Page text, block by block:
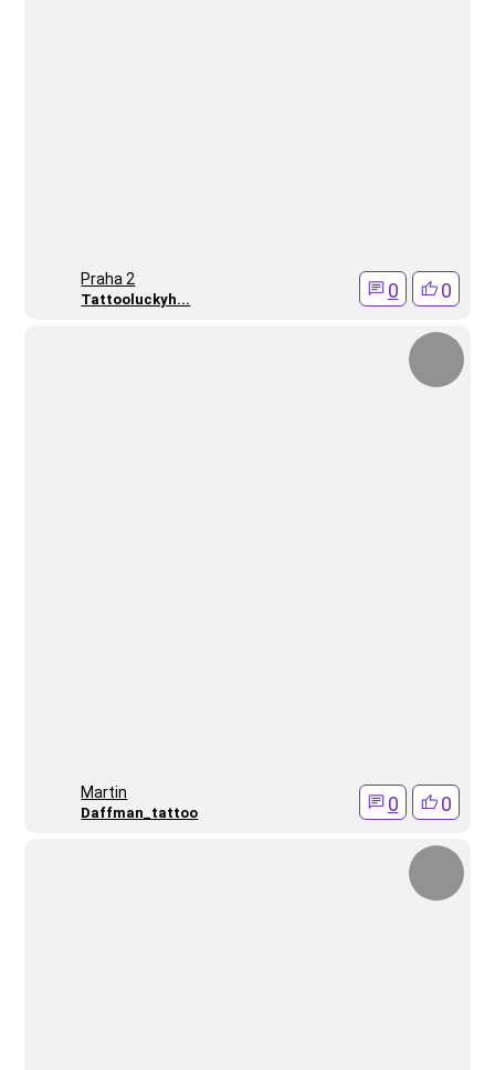
Praha 2
Tattooluckyh... 0 0
Martin
Daffman_tattoo 0 0